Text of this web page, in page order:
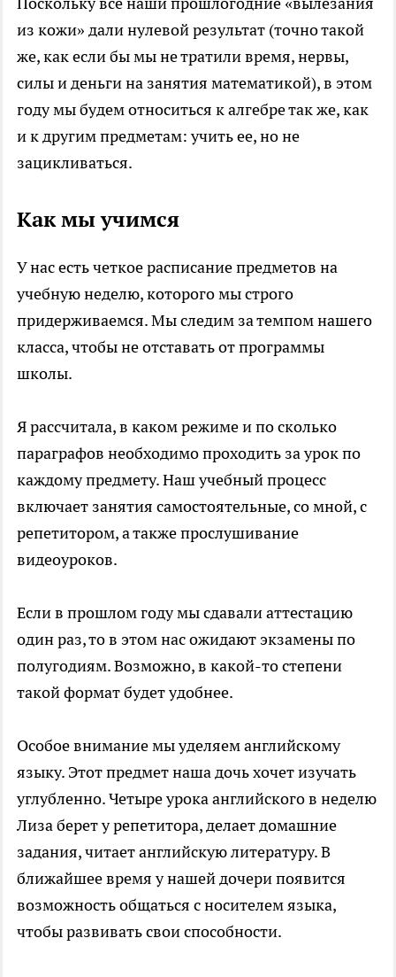
из кожи» дали нулевой результат (точно такой
же, как если бы мы не тратили время, нервы,
силы и деньги на занятия математикой), в этом
году мы будем относиться к алгебре так же, как
и к другим предметам: учить ее, но не
зацикливаться.
Как мы учимся
У нас есть четкое расписание предметов на
учебную неделю, которого мы строго
придерживаемся. Мы следим за темпом нашего
класса, чтобы не отставать от программы
школы.
Я рассчитала, в каком режиме и по сколько
параграфов необходимо проходить за урок по
каждому предмету. Наш учебный процесс
включает занятия самостоятельные, со мной, с
репетитором, а также прослушивание
видеоуроков.
Если в прошлом году мы сдавали аттестацию
один раз, то в этом нас ожидают экзамены по
полугодиям. Возможно, в какой-то степени
такой формат будет удобнее.
Особое внимание мы уделяем английскому
языку. Этот предмет наша дочь хочет изучать
углубленно. Четыре урока английского в неделю
Лиза берет у репетитора, делает домашние
задания, читает английскую литературу. В
ближайшее время у нашей дочери появится
возможность общаться с носителем языка,
чтобы развивать свои способности.